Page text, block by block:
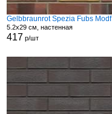
Gelbbraunrot Spezia Fubs Modf
5.2x29 см, настенная
417 р/шт